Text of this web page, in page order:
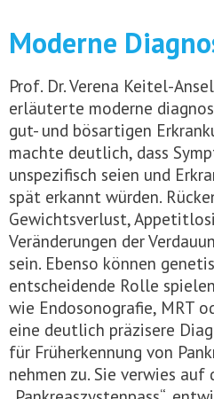
Moderne
Prof. Dr. Verena Keitel-
erläuterte moderne
gut- und bösartigen
machte deutlich, dass
unspezifisch seien und
spät erkannt würden.
Gewichtsverlust,
Veränderungen der
sein. Ebenso können
entscheidende Rolle
wie Endosonografie, MRT
eine deutlich präzisere
für Früherkennung von
nehmen zu. Sie verwies auf